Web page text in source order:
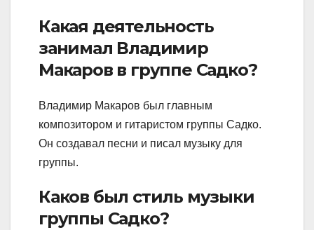
Какая деятельность
занимал Владимир
Макаров в группе Садко?
Владимир Макаров был главным
композитором и гитаристом группы Садко.
Он создавал песни и писал музыку для
группы.
Каков был стиль музыки
группы Садко?